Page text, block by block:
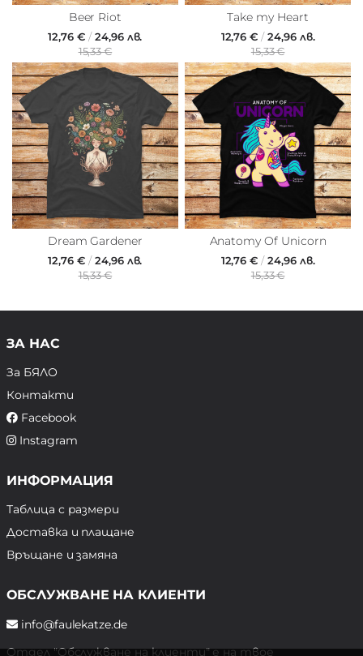
Beer Riot
12,76 € /24,96 лв.
15,33 €
Take my Heart
12,76 €/24,96 лв.
15,33 €
Dream Gardener
12,76 € /24,96 лв.
15,33 €
Anatomy Of Unicorn
12,76 €/24,96 лв.
15,33 €
ЗА НАС
За БЯЛО
Контакти
Facebook
Instagram
ИНФОРМАЦИЯ
Таблица с размери
Доставка и плащане
Връщане и замяна
ОБСЛУЖВАНЕ НА КЛИЕНТИ
info@faulekatze.de
Отдел "Обслужване на клиенти" е на твое